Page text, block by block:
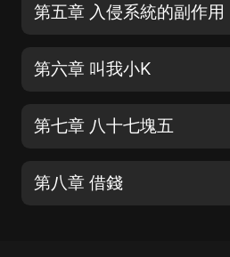
第五章 入侵系統的副作用
第六章 叫我小K
第七章 八十七塊五
第八章 借錢